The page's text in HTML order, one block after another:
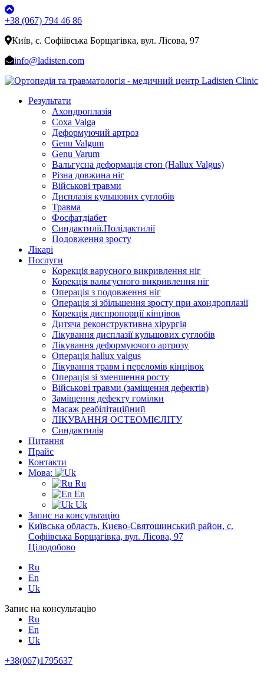
+38 (067) 794 46 86
Київ, с. Софіївська Борщагівка, вул. Лісова, 97
info@ladisten.com
Результати
Ахондроплазія
Coxa Valga
Деформуючий артроз
Genu Valgum
Genu Varum
Вальгусна деформація стоп (Hallux Valgus)
Різна довжина ніг
Військові травми
Дисплазія кульшових суглобів
Травма
Фосфатдіабет
Синдактилії.Полідактилії
Подовження зросту
Лікарі
Послуги
Корекція варусного викривлення ніг
Корекція вальгусного викривлення ніг
Операція з подовження ніг
Операція зі збільшення зросту при ахондроплазії
Корекція диспропорції кінцівок
Дитяча реконструктивна хірургія
Лікування дисплазії кульшових суглобів
Лікування деформуючого артрозу
Операція hallux valgus
Лікування травм і переломів кінцівок
Операція зі зменшення росту
Військові травми (заміщення дефектів)
Заміщення дефекту гомілки
Масаж реабілітаційний
ЛІКУВАННЯ ОСТЕОМІЄЛІТУ
Синдактилія
Питання
Прайс
Контакти
Мова:
Ru
En
Uk
Запис на консультацію
Київська область, Києво-Святошинський район, с.
Софіївська Борщагівка, вул. Лісова, 97
Цілодобово
Ru
En
Uk
Запис на консультацію
Ru
En
Uk
+38(067)1795637